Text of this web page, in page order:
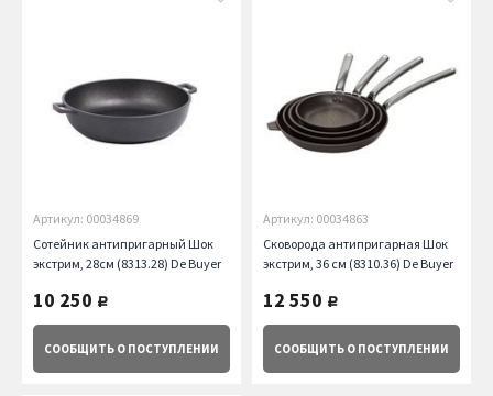
Артикул: 00034869
Сотейник антипригарный Шок
экстрим, 28см (8313.28) De Buyer
10 250 руб.
СООБЩИТЬ О ПОСТУПЛЕНИИ
Артикул: 00034863
Сковорода антипригарная Шок
экстрим, 36 см (8310.36) De Buyer
12 550 руб.
СООБЩИТЬ О ПОСТУПЛЕНИИ